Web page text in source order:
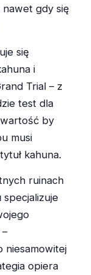
gdy się
się
i
Trial – z
test dla
by
musi
kahuna.
ruinach
specjalizuje
–
niesamowitej
opiera